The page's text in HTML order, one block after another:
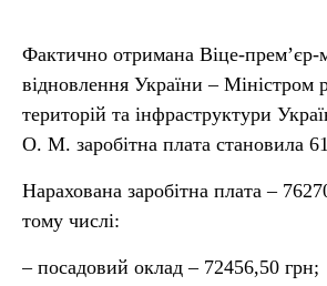
Фактично отримана Віце-прем’єр-
відновлення України – Міністром
територій та інфраструктури
О. М. заробітна плата становила
Нарахована заробітна плата –
тому числі:
– посадовий оклад – 72456,50 грн;